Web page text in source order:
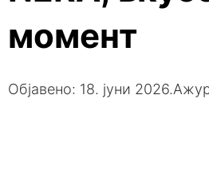
момент
Објавено: 18. јуни 2026.